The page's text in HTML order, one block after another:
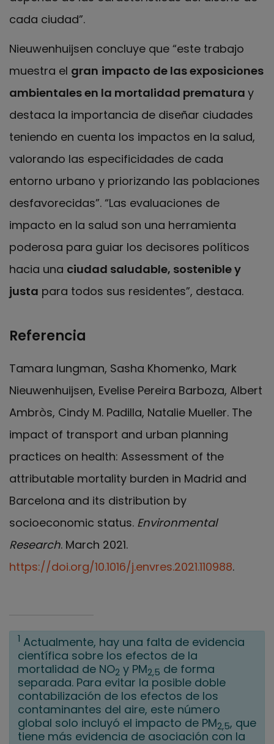
cada ciudad”.
Nieuwenhuijsen concluye que “este trabajo
muestra el gran impacto de las exposiciones
ambientales en la mortalidad prematura y
destaca la importancia de diseñar ciudades
teniendo en cuenta los impactos en la salud,
valorando las especificidades de cada
entorno urbano y priorizando las poblaciones
desfavorecidas”. “Las evaluaciones de
impacto en la salud son una herramienta
poderosa para guiar los decisores políticos
hacia una ciudad saludable, sostenible y
justa para todos sus residentes”, destaca.
Referencia
Tamara Iungman, Sasha Khomenko, Mark
Nieuwenhuijsen, Evelise Pereira Barboza, Albert
Ambròs, Cindy M. Padilla, Natalie Mueller. The
impact of transport and urban planning
practices on health: Assessment of the
attributable mortality burden in Madrid and
Barcelona and its distribution by
socioeconomic status. Environmental
Research. March 2021.
https://doi.org/10.1016/j.envres.2021.110988.
1 Actualmente, hay una falta de evidencia
científica sobre los efectos de la
mortalidad de NO2 y PM2,5 de forma
separada. Para evitar la posible doble
contabilización de los efectos de los
contaminantes del aire, este número
global solo incluyó el impacto de PM2,5, que
tiene más evidencia de asociación con la